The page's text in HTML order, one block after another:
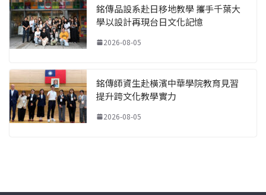
銘傳品設系赴日移地教學 攜手千葉大
學以設計再現台日文化記憶
2026-08-05
銘傳師資生赴橫濱中華學院教育見習
提升跨文化教學實力
2026-08-05